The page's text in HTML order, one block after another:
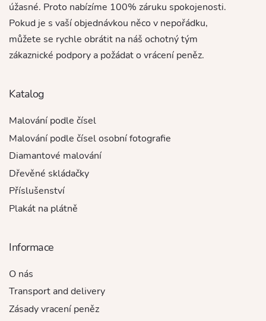
úžasné. Proto nabízíme 100% záruku spokojenosti.
Pokud je s vaší objednávkou něco v nepořádku,
můžete se rychle obrátit na náš ochotný tým
zákaznické podpory a požádat o vrácení peněz.
Katalog
Malování podle čísel
Malování podle čísel osobní fotografie
Diamantové malování
Dřevěné skládačky
Příslušenství
Plakát na plátně
Informace
O nás
Transport and delivery
Zásady vracení peněz